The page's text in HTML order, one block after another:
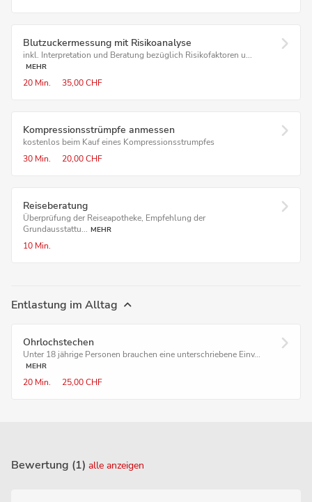
Blutzuckermessung mit Risikoanalyse
inkl. Interpretation und Beratung bezüglich Risikofaktoren u...
MEHR
20 Min. 35,00 CHF
Kompressions­strümpfe anmessen
kostenlos beim Kauf eines Kompressionsstrumpfes
30 Min.
20,00 CHF
Reiseberatung
Überprüfung der Reiseapotheke, Empfehlung der
Grundausstattu... MEHR
10 Min.
Entlastung im Alltag
Ohrlochstechen
Unter 18 jährige Personen brauchen eine unterschriebene Einv...
MEHR
20 Min. 25,00 CHF
Bewertung (1) alle anzeigen